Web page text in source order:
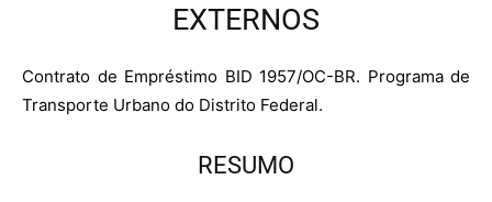
EXTERNOS
Contrato de Empréstimo BID 1957/OC-BR. Programa de
Transporte Urbano do Distrito Federal.
RESUMO